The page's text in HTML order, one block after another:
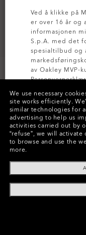
Farger (10) Prizm
SteelInnfatning
Str.:Én størrelse
PassformNormal -
Vis størrelsesguide
We use necessary
site works efficiently.
similar technologies for
advertising to help us
activities carried out by
“refuse”, we will
to browse and use the
more.
Ved å klikke på
er over 16 år og
informasjonen
S.p.A. med det
spesialtilbud og
av Oakley MVP-
MELD DEG